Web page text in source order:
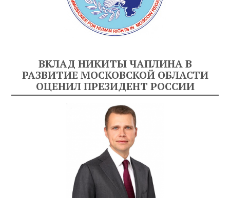
ВКЛАД НИКИТЫ ЧАПЛИНА В
РАЗВИТИЕ МОСКОВСКОЙ ОБЛАСТИ
ОЦЕНИЛ ПРЕЗИДЕНТ РОССИИ